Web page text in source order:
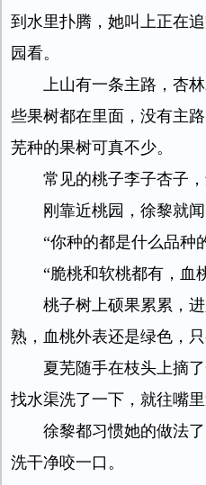
到水里扑腾，她叫上正在
园看。
上山有一条主路，杏
些果树都在里面，没有主
芜种的果树可真不少。
常见的桃子李子杏子，
刚靠近桃园，徐黎就
“你种的都是什么品种
“脆桃和软桃都有，血
桃子树上硕果累累，
熟，血桃外表还是绿色，只
夏芜随手在枝头上摘
找水渠洗了一下，就往嘴里
徐黎都习惯她的做法
洗干净咬一口。